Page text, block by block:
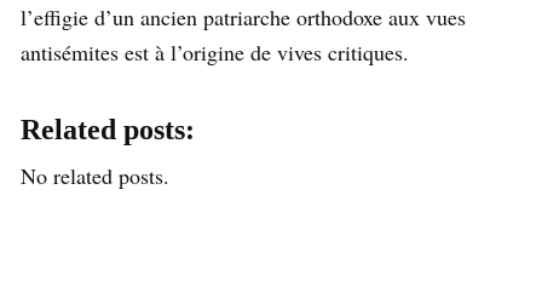
l’effigie d’un ancien patriarche orthodoxe aux vues
antisémites est à l’origine de vives critiques.
Related posts:
No related posts.